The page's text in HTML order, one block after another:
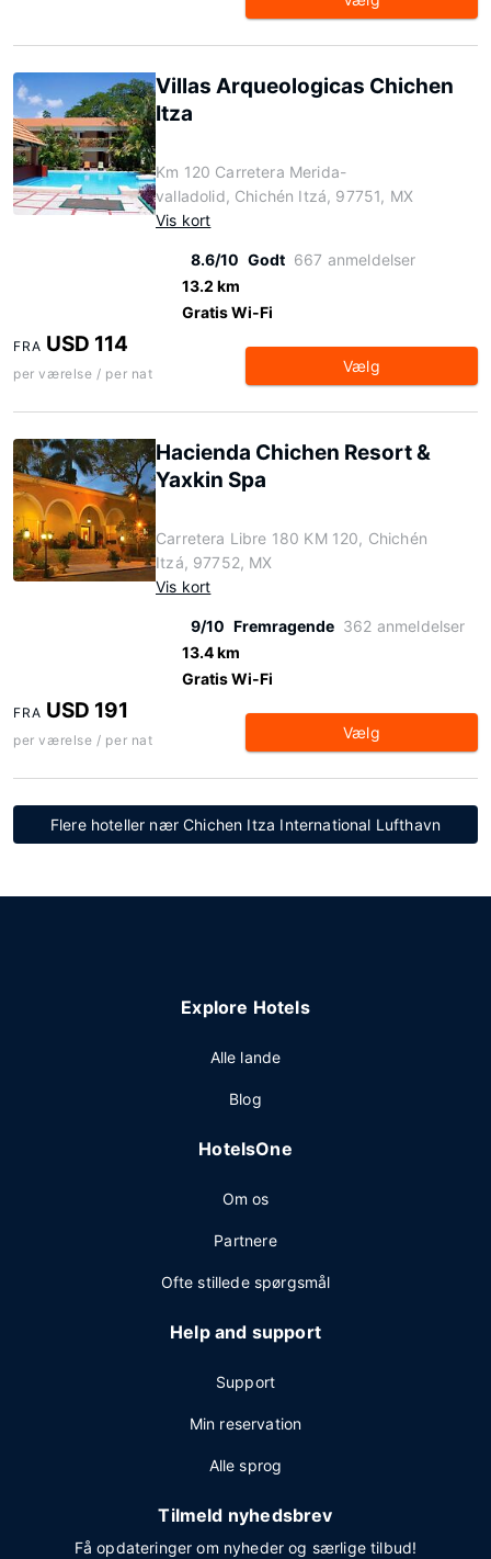
Villas Arqueologicas Chichen
Itza
Km 120 Carretera Merida-
valladolid, Chichén Itzá, 97751, MX
Vis kort
8.6/10 Godt 667 anmeldelser
13.2 km
Gratis Wi-Fi
FRA USD 114
per værelse / per nat Vælg
Hacienda Chichen Resort &
Yaxkin Spa
Carretera Libre 180 KM 120, Chichén
Itzá, 97752, MX
Vis kort
9/10 Fremragende 362 anmeldelser
13.4 km
Gratis Wi-Fi
FRA USD 191
per værelse / per nat Vælg
Flere hoteller nær Chichen Itza International Lufthavn
Explore Hotels
Alle lande
Blog
HotelsOne
Om os
Partnere
Ofte stillede spørgsmål
Help and support
Support
Min reservation
Alle sprog
Tilmeld nyhedsbrev
Få opdateringer om nyheder og særlige tilbud!